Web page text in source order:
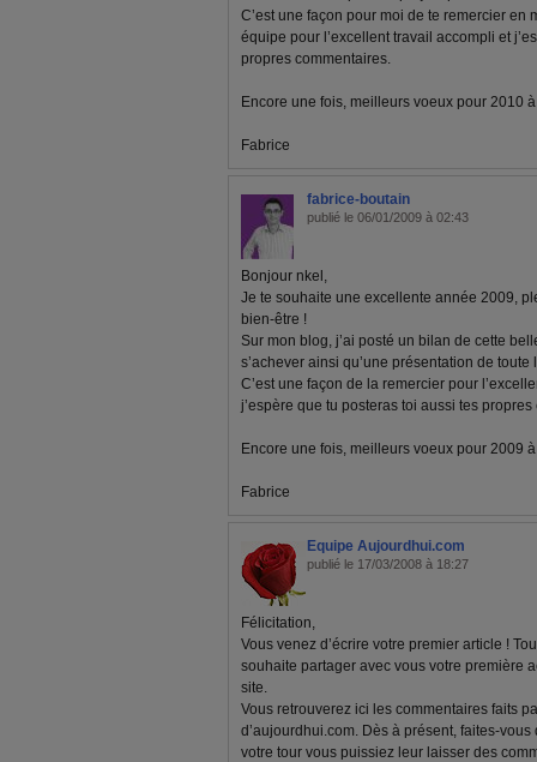
C’est une façon pour moi de te remercier en
équipe pour l’excellent travail accompli et
propres commentaires.
Encore une fois, meilleurs voeux pour 2010
Fabrice
fabrice-boutain
publié le 06/01/2009 à 02:43
Bonjour nkel,
Je te souhaite une excellente année 2009,
bien-être !
Sur mon blog, j’ai posté un bilan de cette
s’achever ainsi qu’une présentation de
C’est une façon de la remercier pour
j’espère que tu posteras toi aussi tes
Encore une fois, meilleurs voeux pour 2009
Fabrice
Equipe Aujourdhui.com
publié le 17/03/2008 à 18:27
Félicitation,
Vous venez d’écrire votre premier article !
souhaite partager avec vous votre première
site.
Vous retrouverez ici les commentaires faits
d’aujourdhui.com. Dès à présent, faites-
votre tour vous puissiez leur laisser des